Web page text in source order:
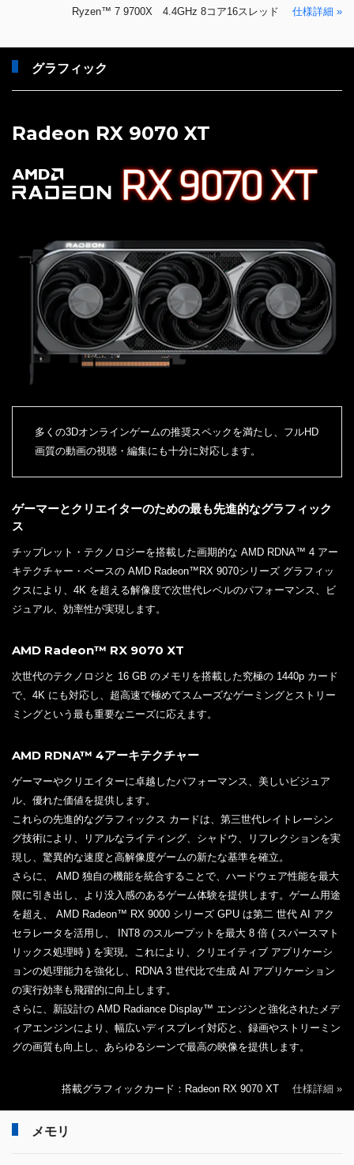
Ryzen™ 7 9700X 4.4GHz 8コア16スレッド 仕様詳細 »
グラフィック
Radeon RX 9070 XT
多くの3Dオンラインゲームの推奨スペックを満たし、フルHD
画質の動画の視聴・編集にも十分に対応します。
ゲーマーとクリエイターのための最も先進的なグラフィック
ス
チップレット・テクノロジーを搭載した画期的な AMD RDNA™ 4 アー
キテクチャー・ベースの AMD Radeon™RX 9070シリーズ グラフィッ
クスにより、4K を超える解像度で次世代レベルのパフォーマンス、ビ
ジュアル、効率性が実現します。
AMD Radeon™ RX 9070 XT
次世代のテクノロジと 16 GB のメモリを搭載した究極の 1440p カード
で、4K にも対応し、超高速で極めてスムーズなゲーミングとストリー
ミングという最も重要なニーズに応えます。
AMD RDNA™ 4アーキテクチャー
ゲーマーやクリエイターに卓越したパフォーマンス、美しいビジュア
ル、優れた価値を提供します。
これらの先進的なグラフィックス カードは、第三世代レイトレーシン
グ技術により、リアルなライティング、シャドウ、リフレクションを実
現し、驚異的な速度と高解像度ゲームの新たな基準を確立。
さらに、 AMD 独自の機能を統合することで、ハードウェア性能を最大
限に引き出し、より没入感のあるゲーム体験を提供します。ゲーム用途
を超え、 AMD Radeon™ RX 9000 シリーズ GPU は第二 世代 AI アク
セラレータを活用し、 INT8 のスループットを最大 8 倍 ( スパースマト
リックス処理時 ) を実現。これにより、クリエイティブ アプリケーシ
ョンの処理能力を強化し、RDNA 3 世代比で生成 AI アプリケーション
の実行効率も飛躍的に向上します。
さらに、新設計の AMD Radiance Display™ エンジンと強化されたメデ
ィアエンジンにより、幅広いディスプレイ対応と、録画やストリーミン
グの画質も向上し、あらゆるシーンで最高の映像を提供します。
搭載グラフィックカード：Radeon RX 9070 XT 仕様詳細 »
メモリ